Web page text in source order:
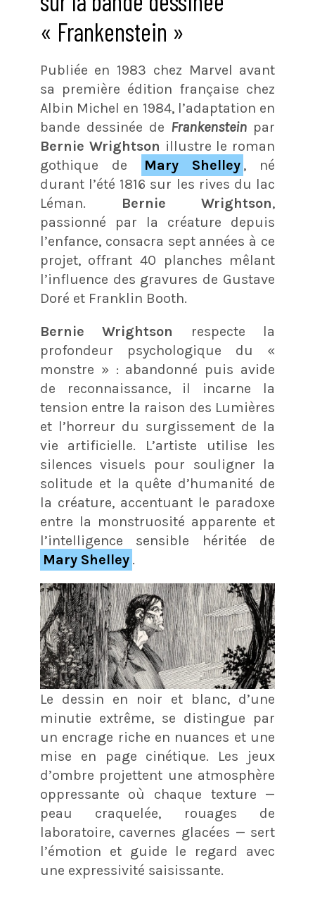
« Frankenstein »
Publiée en 1983 chez Marvel avant
sa première édition française chez
Albin Michel en 1984, l’adaptation en
bande dessinée de Frankenstein par
Bernie Wrightson illustre le roman
gothique de
Mary Shelley , né
durant l’été 1816 sur les rives du lac
Léman.
Bernie Wrightson,
passionné par la créature depuis
l’enfance, consacra sept années à ce
projet, offrant 40 planches mêlant
l’influence des gravures de Gustave
Doré et Franklin Booth.
Bernie Wrightson respecte la
profondeur psychologique du «
monstre » : abandonné puis avide
de reconnaissance, il incarne la
tension entre la raison des Lumières
et l’horreur du surgissement de la
vie artificielle. L’artiste utilise les
silences visuels pour souligner la
solitude et la quête d’humanité de
la créature, accentuant le paradoxe
entre la monstruosité apparente et
l’intelligence sensible héritée de
Mary Shelley .
Le dessin en noir et blanc, d’une
minutie extrême, se distingue par
un encrage riche en nuances et une
mise en page cinétique. Les jeux
d’ombre projettent une atmosphère
oppressante où chaque texture —
peau craquelée, rouages de
laboratoire, cavernes glacées — sert
l’émotion et guide le regard avec
une expressivité saisissante.